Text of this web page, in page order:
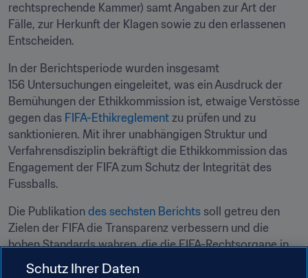
rechtsprechende Kammer) samt Angaben zur Art der
Fälle, zur Herkunft der Klagen sowie zu den erlassenen
Entscheiden.
In der Berichtsperiode wurden insgesamt
156 Untersuchungen eingeleitet, was ein Ausdruck der
Bemühungen der Ethikkommission ist, etwaige Verstösse
gegen das FIFA-Ethikreglement zu prüfen und zu
sanktionieren. Mit ihrer unabhängigen Struktur und
Verfahrensdisziplin bekräftigt die Ethikkommission das
Engagement der FIFA zum Schutz der Integrität des
Fussballs.
Die Publikation des sechsten Berichts soll getreu den
Zielen der FIFA die Transparenz verbessern und die
hohen Standards wahren, die die FIFA-Rechtsorgane in
den letzten Jahren erarbeitet hat.
Schutz Ihrer Daten